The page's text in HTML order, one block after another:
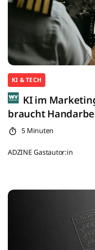
KI & TECH
KI im
braucht
5 Minuten
ADZINE Gastautor:in